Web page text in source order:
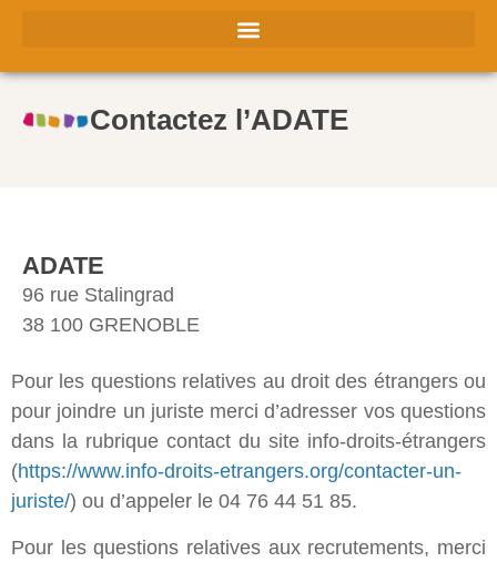
Contactez l’ADATE
ADATE
96 rue Stalingrad
38 100 GRENOBLE
Pour les questions relatives au droit des étrangers ou
pour joindre un juriste merci d’adresser vos questions
dans la rubrique contact du site info-droits-étrangers
(https://www.info-droits-etrangers.org/contacter-un-
juriste/) ou d’appeler le 04 76 44 51 85.
Pour les questions relatives aux recrutements, merci